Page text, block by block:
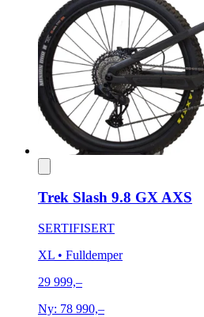
Trek Slash 9.8 GX AXS
SERTIFISERT
XL • Fulldemper
29 999,–
Ny: 78 990,–